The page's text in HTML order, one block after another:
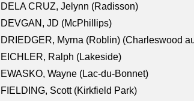
DELA CRUZ, Jelynn (Radisson)
DEVGAN, JD (McPhillips)
DRIEDGER, Myrna (Roblin) (Charleswood
EICHLER, Ralph (Lakeside)
EWASKO, Wayne (Lac-du-Bonnet)
FIELDING, Scott (Kirkfield Park)